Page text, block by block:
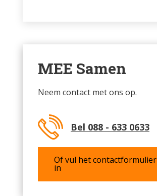
MEE Samen
Neem contact met ons op.
Bel 088 - 633 0633
Of vul het contactformulier
in